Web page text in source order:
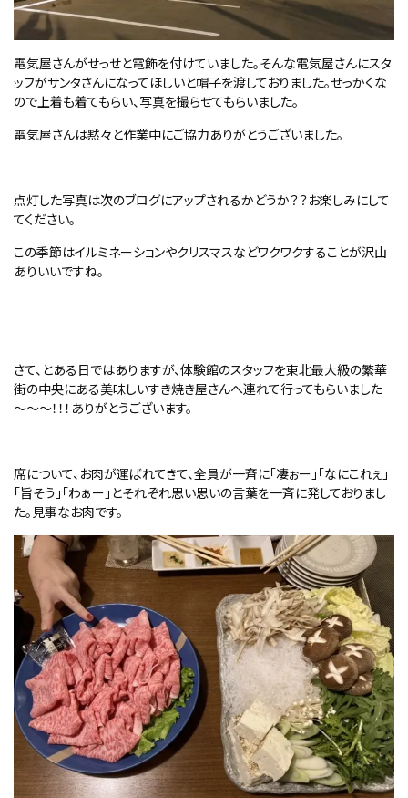
電気屋さんがせっせと電飾を付けていました。そんな電気屋さんにスタ
ッフがサンタさんになってほしいと帽子を渡しておりました。せっかくな
ので上着も着てもらい、写真を撮らせてもらいました。
電気屋さんは黙々と作業中にご協力ありがとうございました。
点灯した写真は次のブログにアップされるかどうか？？お楽しみにして
てください。
この季節はイルミネーションやクリスマスなどワクワクすることが沢山
ありいいですね。
さて、とある日ではありますが、体験館のスタッフを東北最大級の繁華
街の中央にある美味しいすき焼き屋さんへ連れて行ってもらいました
～～～！！！ありがとうございます。
席について、お肉が運ばれてきて、全員が一斉に「凄ぉー」「なにこれぇ」
「旨そう」「わぁー」とそれぞれ思い思いの言葉を一斉に発しておりまし
た。見事なお肉です。